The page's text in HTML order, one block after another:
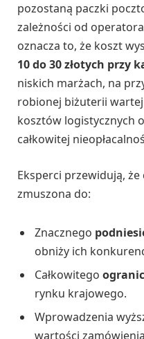
pozostaną paczki
zależności od
oznacza to, że koszt
10 do 30 złotych przy
niskich marżach, na
robionej biżuterii wartej
kosztów logistycznych
całkowitej
Eksperci przewidują,
zmuszona do:
Znacznego
obniży ich
Całkowitego
rynku krajowego.
Wprowadzenia
wartości